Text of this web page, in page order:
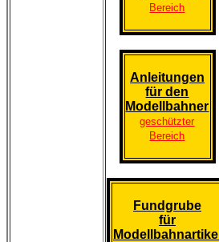
Bereich
Anleitungen
für den
Modellbahner
geschützter
Bereich
Fundgrube
für
Modellbahnartikel